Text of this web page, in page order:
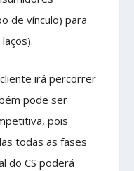
de vínculo) para
irá percorrer
pode ser
pois
todas as fases
do CS poderá